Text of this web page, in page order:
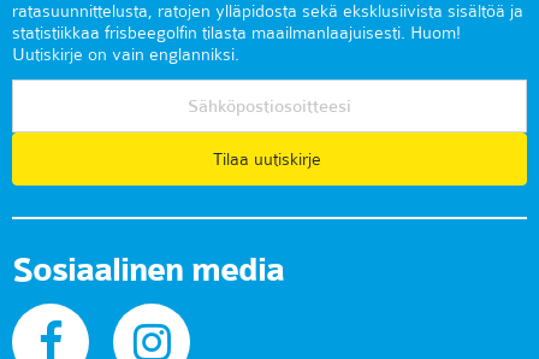
ratasuunnittelusta, ratojen ylläpidosta sekä eksklusiivista sisältöä ja
statistiikkaa frisbeegolfin tilasta maailmanlaajuisesti. Huom!
Uutiskirje on vain englanniksi.
Tilaa uutiskirje
Sosiaalinen media